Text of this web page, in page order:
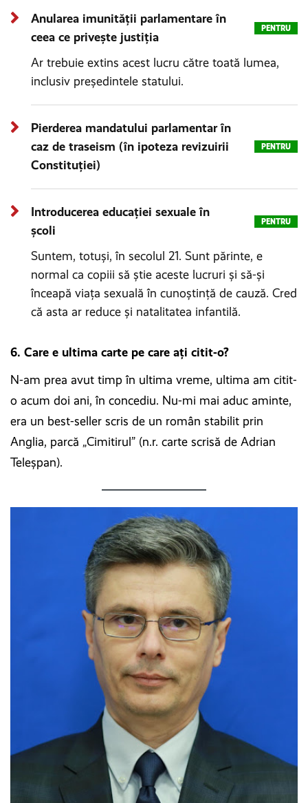
Anularea imunității parlamentare în
ceea ce privește justiția
PENTRU
Ar trebuie extins acest lucru către toată lumea,
inclusiv președintele statului.
Pierderea mandatului parlamentar în
caz de traseism (în ipoteza revizuirii
Constituției)
PENTRU
Introducerea educației sexuale în
școli
PENTRU
Suntem, totuși, în secolul 21. Sunt părinte, e
normal ca copiii să știe aceste lucruri și să-și
înceapă viața sexuală în cunoștință de cauză. Cred
că asta ar reduce și natalitatea infantilă.
6. Care e ultima carte pe care ați citit-o?
N-am prea avut timp în ultima vreme, ultima am citit-
o acum doi ani, în concediu. Nu-mi mai aduc aminte,
era un best-seller scris de un român stabilit prin
Anglia, parcă „Cimitirul” (n.r. carte scrisă de Adrian
Teleșpan).